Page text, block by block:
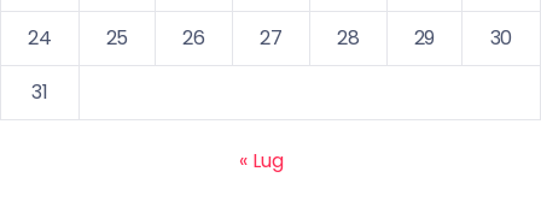
24
25 26 27 28 29
30
31
« Lug